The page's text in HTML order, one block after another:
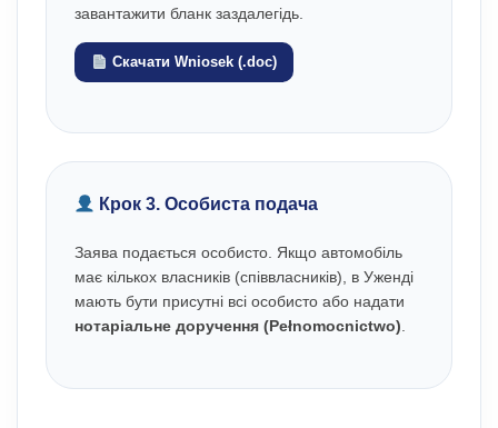
завантажити бланк заздалегідь.
Скачати Wniosek (.doc)
Крок 3. Особиста подача
Заява подається особисто. Якщо автомобіль
має кількох власників (співвласників), в Уженді
мають бути присутні всі особисто або надати
нотаріальне доручення (Pełnomocnictwo).